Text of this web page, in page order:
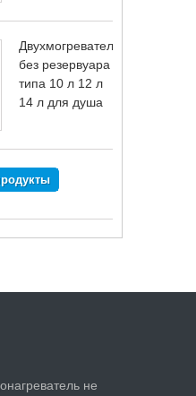
Двухмогреватель
без резервуара
типа 10 л 12 л
14 л для душа
НОВОСТИ
не